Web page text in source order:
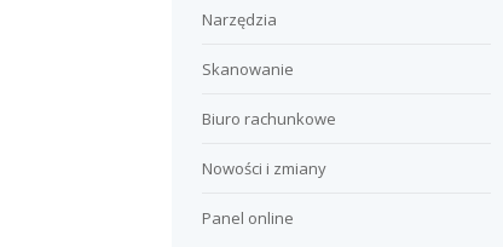
Narzędzia
Skanowanie
Biuro rachunkowe
Nowości i zmiany
Panel online